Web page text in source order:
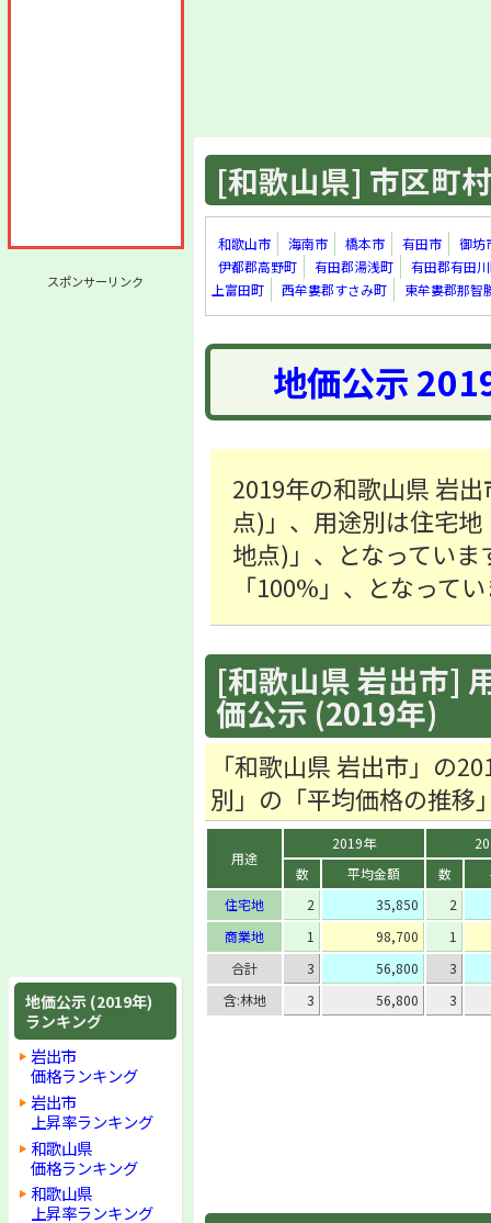
スポンサーリンク
地価公示 (2019年)
ランキング
岩出市
価格ランキング
岩出市
上昇率ランキング
和歌山県
価格ランキング
和歌山県
上昇率ランキング
[和歌山県] 市区町
和歌山市 海南市 橋本市 有田市
御坊
伊都郡高野町
有田郡湯浅町
有田郡有田
上富田町
西牟婁郡すさみ町 東牟婁郡那智
地価公示
2019年の和歌山県 岩
点)」、用途別は住宅
地点)」、となってい
「100%」、となって
[和歌山県 岩出市]
価公示 (2019年)
「和歌山県 岩出市」の
別」の「平均価格の推移
用途
2019年
数
平均金額 数
住宅地
2 35,850
2
商業地
1 98,700
1
合計
3 56,800
3
含:林地
3 56,800 3